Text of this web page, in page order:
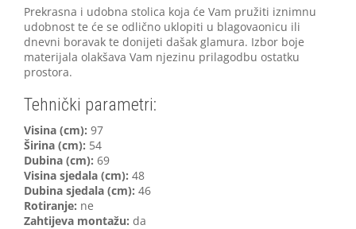
Prekrasna i udobna stolica koja će Vam pružiti iznimnu
udobnost te će se odlično uklopiti u blagovaonicu ili
dnevni boravak te donijeti dašak glamura. Izbor boje
materijala olakšava Vam njezinu prilagodbu ostatku
prostora.
Tehnički parametri:
Visina (cm): 97
Širina (cm): 54
Dubina (cm): 69
Visina sjedala (cm): 48
Dubina sjedala (cm): 46
Rotiranje: ne
Zahtijeva montažu: da